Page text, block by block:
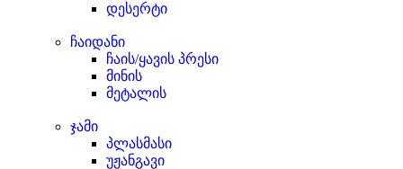
დესერტი
ჩაიდანი
ჩაის/ყავის პრესი
მინის
მეტალის
ჯამი
პლასმასი
უჟანგავი